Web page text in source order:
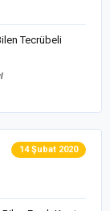
Tecrübeli
14 Şubat 2020